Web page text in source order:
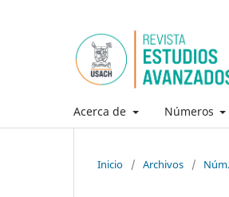
Acerca de Números
Inicio / Archivos /